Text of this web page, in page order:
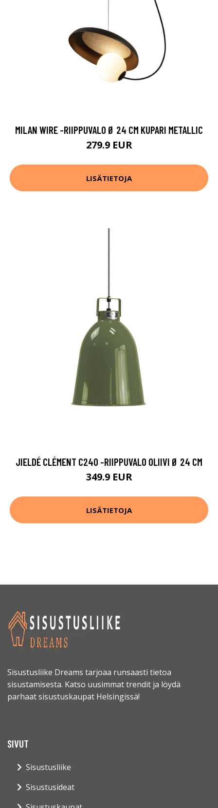
MILAN WIRE -RIIPPUVALO Ø 24 CM KUPARI METALLIC
279.9 EUR
LISÄTIETOJA
JIELDÉ CLÉMENT C240 -RIIPPUVALO OLIIVI Ø 24 CM
349.9 EUR
LISÄTIETOJA
Sisustusliike Dreams tarjoaa runsaasti tietoa
sisustamisesta. Katso uusimmat trendit ja löydä
parhaat sisustuskaupat Helsingissä!
SIVUT
Sisustusliike
Sisustusideat